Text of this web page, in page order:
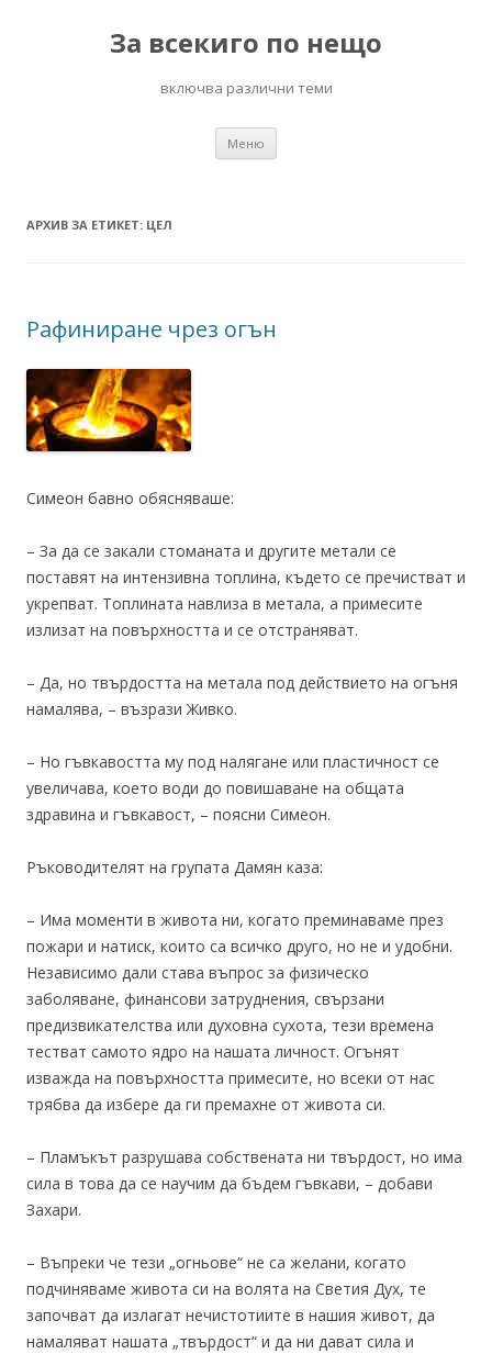
За всекиго по нещо
включва различни теми
Меню
АРХИВ ЗА ЕТИКЕТ: ЦЕЛ
Рафиниране чрез огън
Симеон бавно обясняваше:
– За да се закали стоманата и другите метали се
поставят на интензивна топлина, където се пречистват и
укрепват. Топлината навлиза в метала, а примесите
излизат на повърхността и се отстраняват.
– Да, но твърдостта на метала под действието на огъня
намалява, – възрази Живко.
– Но гъвкавостта му под налягане или пластичност се
увеличава, което води до повишаване на общата
здравина и гъвкавост, – поясни Симеон.
Ръководителят на групата Дамян каза:
– Има моменти в живота ни, когато преминаваме през
пожари и натиск, които са всичко друго, но не и удобни.
Независимо дали става въпрос за физическо
заболяване, финансови затруднения, свързани
предизвикателства или духовна сухота, тези времена
тестват самото ядро на нашата личност. Огънят
изважда на повърхността примесите, но всеки от нас
трябва да избере да ги премахне от живота си.
– Пламъкът разрушава собствената ни твърдост, но има
сила в това да се научим да бъдем гъвкави, – добави
Захари.
– Въпреки че тези „огньове“ не са желани, когато
подчиняваме живота си на волята на Светия Дух, те
започват да излагат нечистотиите в нашия живот, да
намаляват нашата „твърдост“ и да ни дават сила и